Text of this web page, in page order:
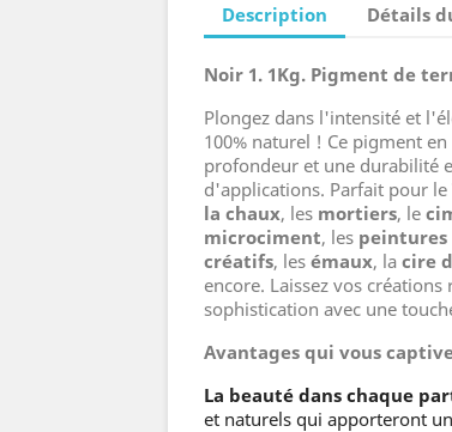
Description Détails
Noir 1. 1Kg. Pigment de
Plongez dans l'intensité et
100% naturel ! Ce pigment
profondeur et une durabilité
d'applications. Parfait pour le
la chaux, les mortiers, le
microciment, les
créatifs, les émaux, la cire
encore. Laissez vos
sophistication avec une
Avantages qui vous
La beauté dans chaque
et naturels qui apporteront